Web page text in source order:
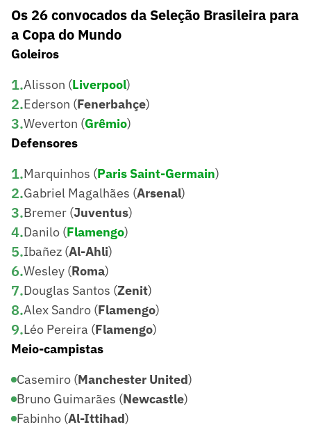
Os 26 convocados da Seleção Brasileira para
a Copa do Mundo
Goleiros
1.Alisson (Liverpool)
2.Ederson (Fenerbahçe)
3.Weverton (Grêmio)
Defensores
1.Marquinhos (Paris Saint-Germain)
2.Gabriel Magalhães (Arsenal)
3.Bremer (Juventus)
4.Danilo (Flamengo)
5.Ibañez (Al-Ahli)
6.Wesley (Roma)
7.Douglas Santos (Zenit)
8.Alex Sandro (Flamengo)
9.Léo Pereira (Flamengo)
Meio-campistas
Casemiro (Manchester United)
Bruno Guimarães (Newcastle)
Fabinho (Al-Ittihad)